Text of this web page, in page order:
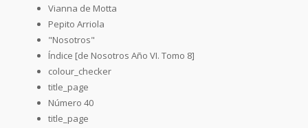
Vianna de Motta
Pepito Arriola
"Nosotros"
Índice [de Nosotros Año VI. Tomo 8]
colour_checker
title_page
Número 40
title_page